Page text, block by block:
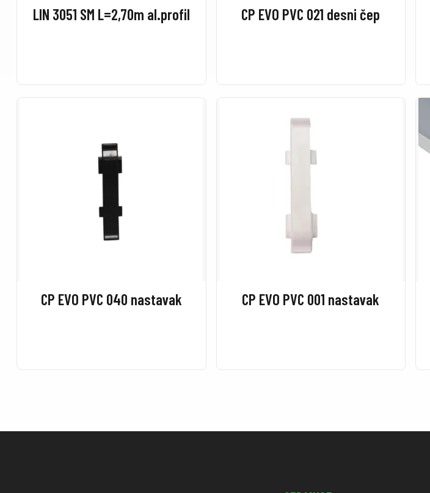
LIN 3051 SM L=2,70m al.profil CP EVO PVC 021 desni čep
CP EVO PVC 040 nastavak CP EVO PVC 001 nastavak